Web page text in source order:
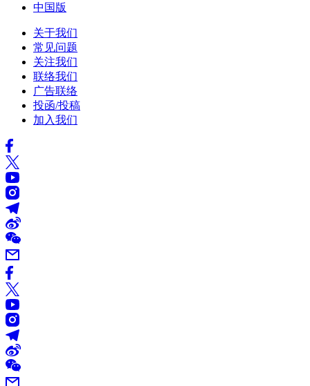
中国版
关于我们
常见问题
关注我们
联络我们
广告联络
投函/投稿
加入我们